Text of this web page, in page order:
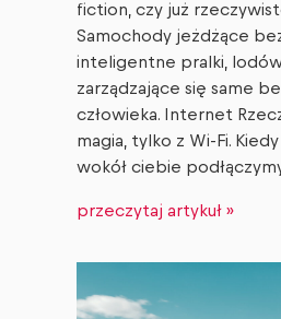
fiction, czy już
Samochody jeżdżące
inteligentne pralki,
zarządzające się same
człowieka. Internet
magia, tylko z Wi-Fi.
wokół ciebie
przeczytaj artykuł »